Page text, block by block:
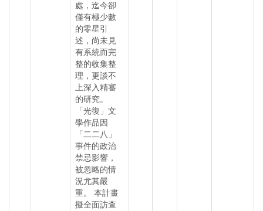
處，迄今卻
僅有極少數
的零星引
述，尚未見
有系統而完
整的收集整
理，更談不
上深入精審
的研究。
「光復」文
學作品因
「二二八」
事件的政治
禁忌影響，
被忽略的情
況尤其嚴
重。 本計畫
擬全面訪查